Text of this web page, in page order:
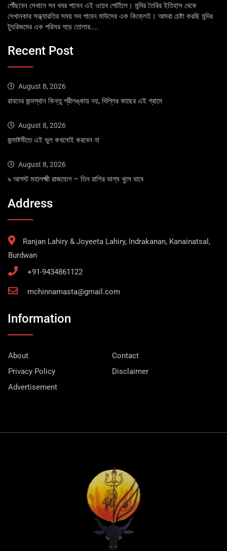
পৌঁছবেন সেখানে সব খবর পাবেন এই ওয়েব পোর্টালে। মন্দির তৈরির ইতিহাস থেকে
সেখানকার সন্ধ্যারতির সময় সব পাবেন মাউসের এক কিক্লেই। আমরা চেষ্টা করছি মন্দির
ট্যুরিজমের এক পরিসর গড়ে তোলার....
Recent Post
August 8, 2026
রাবনের জন্মস্থান কিন্তু শ্রীলঙ্কায় নয়, দিল্লির কাছের এই গ্রামে
August 8, 2026
জন্মাষ্টমীতে এই ভুল কখনোই করবেন না
August 8, 2026
৯ আগস্ট মহালক্ষ্মী রাজযোগ – তিন রাশির ভাগ্য খুলে যাবে
Address
Ranjan Lahiry & Joyeeta Lahiry, Indrakanan, Kanainatsal,
Burdwan
+91-9434861122
mchinnamasta@gmail.com
Information
About
Contact
Privacy Policy
Disclaimer
Advertisement